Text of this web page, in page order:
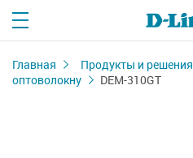
Главная Продукты и решения
оптоволокну
DEM-310GT